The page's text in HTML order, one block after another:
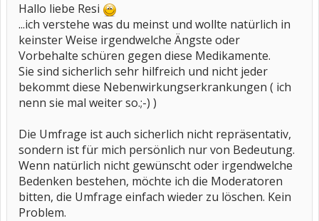
Hallo liebe Resi
...ich verstehe was du meinst und wollte natürlich in
keinster Weise irgendwelche Ängste oder
Vorbehalte schüren gegen diese Medikamente.
Sie sind sicherlich sehr hilfreich und nicht jeder
bekommt diese Nebenwirkungserkrankungen ( ich
nenn sie mal weiter so.;-) )
Die Umfrage ist auch sicherlich nicht repräsentativ,
sondern ist für mich persönlich nur von Bedeutung.
Wenn natürlich nicht gewünscht oder irgendwelche
Bedenken bestehen, möchte ich die Moderatoren
bitten, die Umfrage einfach wieder zu löschen. Kein
Problem.